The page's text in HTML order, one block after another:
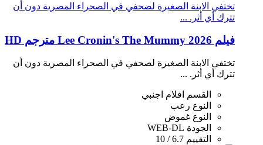
تختفي الابنة الصغيرة لصحفي في الصحراء المصرية دون أن
تترك أي أثر. ...
فيلم Lee Cronin's The Mummy 2026 مترجم HD
تختفي الابنة الصغيرة لصحفي في الصحراء المصرية دون أن
تترك أي أثر. ...
القسم
افلام اجنبي
النوع رعب
النوع غموض
الجودة WEB-DL
التقييم 6.7 / 10